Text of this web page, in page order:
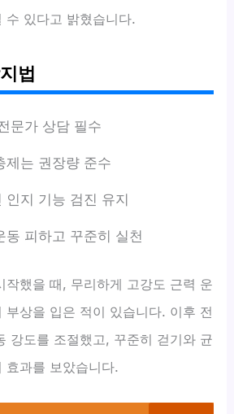
수 있다고 밝혔습니다.
법
문가 상담 필수
제는 권장량 준수
인지 기능 검진 유지
동 피하고 꾸준히 실천
작했을 때, 무리하게 고강도 근력 운
부상을 입은 적이 있습니다. 이후 전
강도를 조절했고, 꾸준히 걷기와 균
효과를 보았습니다.